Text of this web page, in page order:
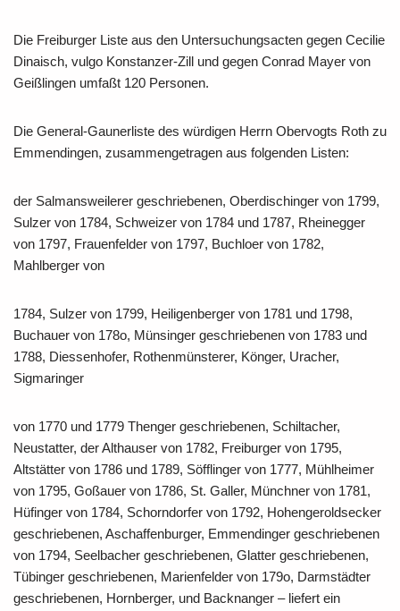
Die Freiburger Liste aus den Untersuchungsacten gegen Cecilie
Dinaisch, vulgo Konstanzer-Zill und gegen Conrad Mayer von
Geißlingen umfaßt 120 Personen.
Die General-Gaunerliste des würdigen Herrn Obervogts Roth zu
Emmendingen, zusammengetragen aus folgenden Listen:
der Salmansweilerer geschriebenen, Oberdischinger von 1799,
Sulzer von 1784, Schweizer von 1784 und 1787, Rheinegger
von 1797, Frauenfelder von 1797, Buchloer von 1782,
Mahlberger von
1784, Sulzer von 1799, Heiligenberger von 1781 und 1798,
Buchauer von 178o, Münsinger geschriebenen von 1783 und
1788, Diessenhofer, Rothenmünsterer, Könger, Uracher,
Sigmaringer
von 1770 und 1779 Thenger geschriebenen, Schiltacher,
Neustatter, der Althauser von 1782, Freiburger von 1795,
Altstätter von 1786 und 1789, Söfflinger von 1777, Mühlheimer
von 1795, Goßauer von 1786, St. Galler, Münchner von 1781,
Hüfinger von 1784, Schorndorfer von 1792, Hohengeroldsecker
geschriebenen, Aschaffenburger, Emmendinger geschriebenen
von 1794, Seelbacher geschriebenen, Glatter geschriebenen,
Tübinger geschriebenen, Marienfelder von 179o, Darmstädter
geschriebenen, Hornberger, und Backnanger – liefert ein